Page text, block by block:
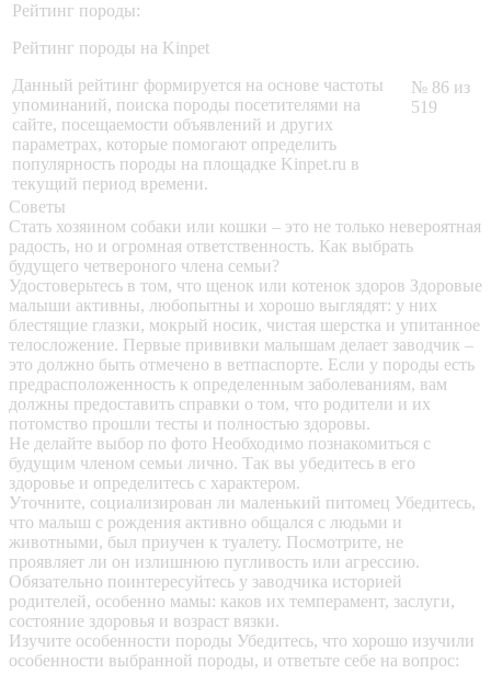
Рейтинг породы:
Рейтинг породы на Kinpet
Данный рейтинг формируется на основе частоты
упоминаний, поиска породы посетителями на
сайте, посещаемости объявлений и других
параметрах, которые помогают определить
популярность породы на площадке Kinpet.ru в
текущий период времени.
№ 86 из
519
Советы
Стать хозяином собаки или кошки – это не только невероятная
радость, но и огромная ответственность. Как выбрать
будущего четвероного члена семьи?
Удостоверьтесь в том, что щенок или котенок здоров Здоровые
малыши активны, любопытны и хорошо выглядят: у них
блестящие глазки, мокрый носик, чистая шерстка и упитанное
телосложение. Первые прививки малышам делает заводчик –
это должно быть отмечено в ветпаспорте. Если у породы есть
предрасположенность к определенным заболеваниям, вам
должны предоставить справки о том, что родители и их
потомство прошли тесты и полностью здоровы.
Не делайте выбор по фото Необходимо познакомиться с
будущим членом семьи лично. Так вы убедитесь в его
здоровье и определитесь с характером.
Уточните, социализирован ли маленький питомец Убедитесь,
что малыш с рождения активно общался с людьми и
животными, был приучен к туалету. Посмотрите, не
проявляет ли он излишнюю пугливость или агрессию.
Обязательно поинтересуйтесь у заводчика историей
родителей, особенно мамы: каков их темперамент, заслуги,
состояние здоровья и возраст вязки.
Изучите особенности породы Убедитесь, что хорошо изучили
особенности выбранной породы, и ответьте себе на вопрос: